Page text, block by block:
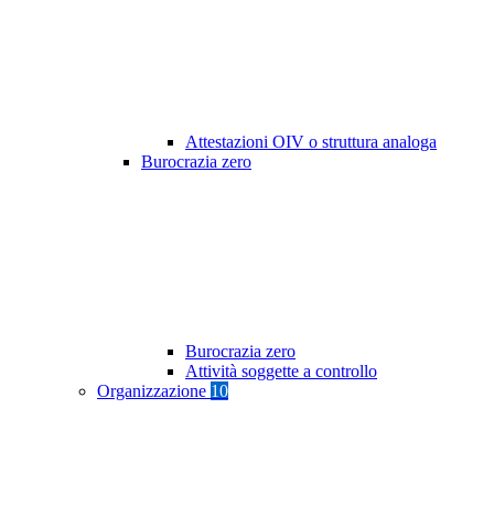
Attestazioni OIV o struttura analoga
Burocrazia zero
Burocrazia zero
Attività soggette a controllo
Organizzazione 10